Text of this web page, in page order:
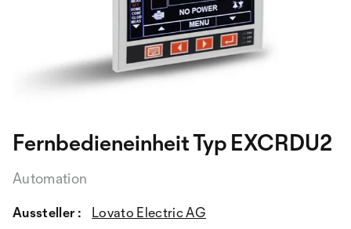
Fernbedieneinheit Typ EXCRDU2
Automation
Aussteller :
Lovato Electric AG